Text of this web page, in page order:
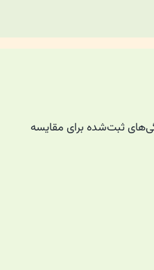
ثبت‌شده برای مقایسه